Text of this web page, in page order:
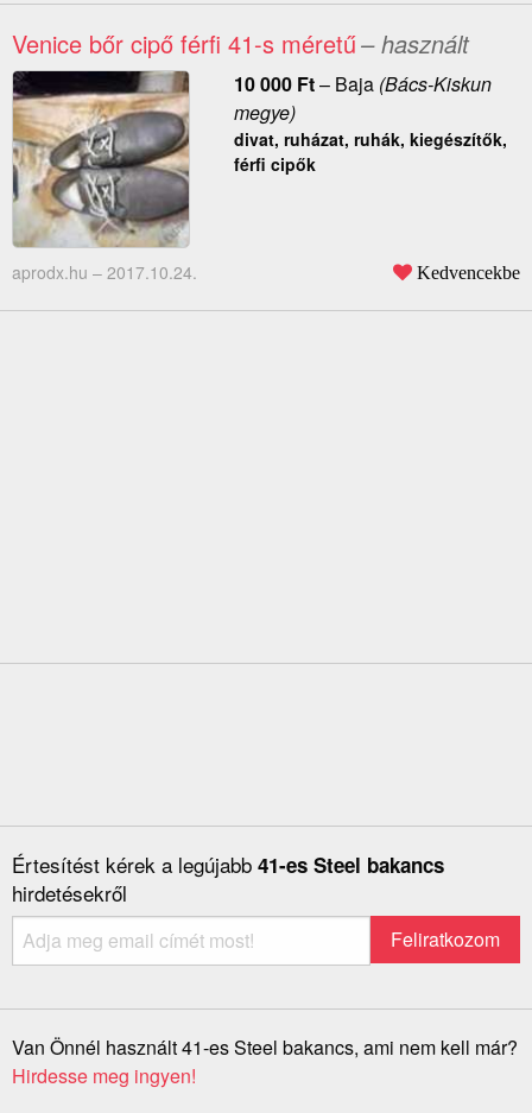
Venice bőr cipő férfi 41-s méretű– használt
10 000 Ft– Baja(Bács-Kiskun
megye)
divat, ruházat, ruhák, kiegészítők,
férfi cipők
aprodx.hu – 2017.10.24. Kedvencekbe
Értesítést kérek a legújabb 41-es Steel bakancs
hirdetésekről
Van Önnél használt 41-es Steel bakancs, ami nem kell már?
Hirdesse meg ingyen!